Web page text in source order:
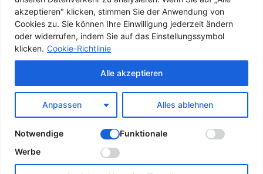
akzeptieren" klicken, stimmen Sie der Anwendung von
Cookies zu. Sie können Ihre Einwilligung jederzeit ändern
oder widerrufen, indem Sie auf das Einstellungssymbol
klicken. Cookie-Richtlinie
Anpassen Alles ablehnen
Alle akzeptieren
Notwendige
Funktionale
Werbe
Meine Badges
Das Lebens-ABC auf anderen Seiten